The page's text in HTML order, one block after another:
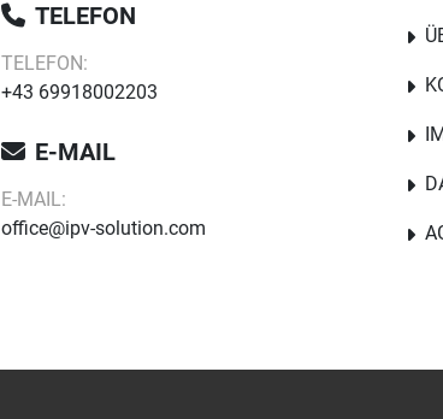
TELEFON
TELEFON:
+43 69918002203
E-MAIL
E-MAIL:
office@ipv-solution.com